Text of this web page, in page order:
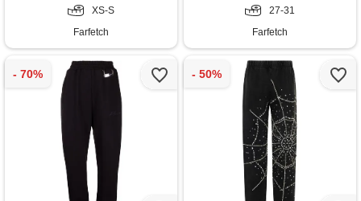
XS-S
Farfetch
27-31
Farfetch